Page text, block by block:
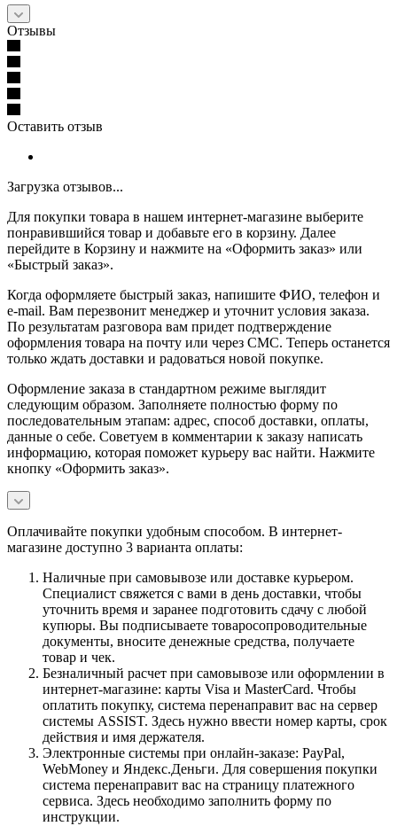
Отзывы
Оставить отзыв
Загрузка отзывов...
Для покупки товара в нашем интернет-магазине выберите
понравившийся товар и добавьте его в корзину. Далее
перейдите в Корзину и нажмите на «Оформить заказ» или
«Быстрый заказ».
Когда оформляете быстрый заказ, напишите ФИО, телефон и
e-mail. Вам перезвонит менеджер и уточнит условия заказа.
По результатам разговора вам придет подтверждение
оформления товара на почту или через СМС. Теперь останется
только ждать доставки и радоваться новой покупке.
Оформление заказа в стандартном режиме выглядит
следующим образом. Заполняете полностью форму по
последовательным этапам: адрес, способ доставки, оплаты,
данные о себе. Советуем в комментарии к заказу написать
информацию, которая поможет курьеру вас найти. Нажмите
кнопку «Оформить заказ».
Оплачивайте покупки удобным способом. В интернет-
магазине доступно 3 варианта оплаты:
Наличные при самовывозе или доставке курьером.
Специалист свяжется с вами в день доставки, чтобы
уточнить время и заранее подготовить сдачу с любой
купюры. Вы подписываете товаросопроводительные
документы, вносите денежные средства, получаете
товар и чек.
Безналичный расчет при самовывозе или оформлении в
интернет-магазине: карты Visa и MasterCard. Чтобы
оплатить покупку, система перенаправит вас на сервер
системы ASSIST. Здесь нужно ввести номер карты, срок
действия и имя держателя.
Электронные системы при онлайн-заказе: PayPal,
WebMoney и Яндекс.Деньги. Для совершения покупки
система перенаправит вас на страницу платежного
сервиса. Здесь необходимо заполнить форму по
инструкции.